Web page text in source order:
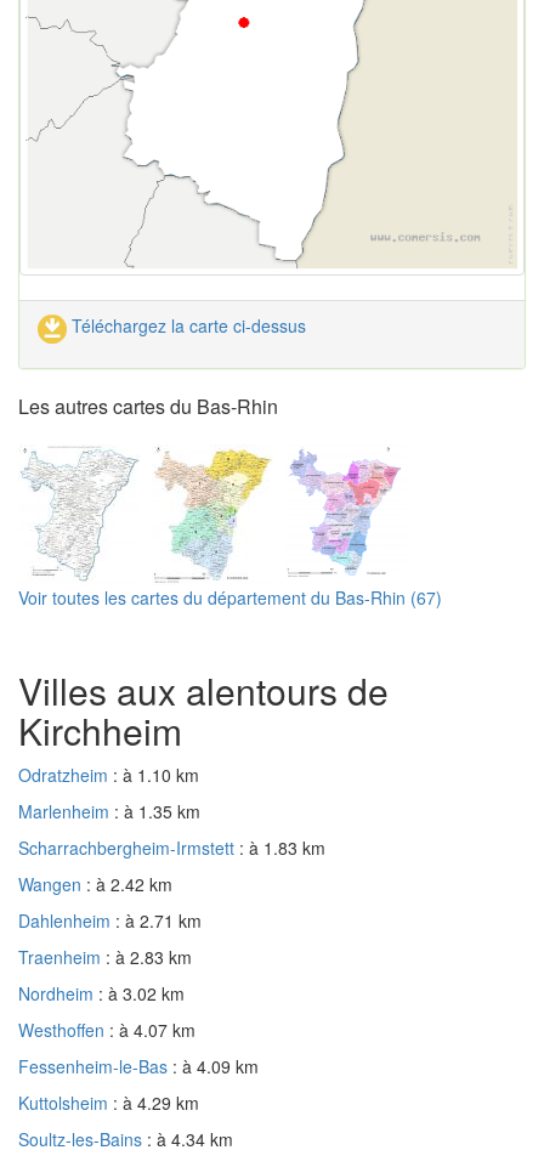
Téléchargez la carte ci-dessus
Les autres cartes du Bas-Rhin
Voir toutes les cartes du département du Bas-Rhin (67)
Villes aux alentours de
Kirchheim
Odratzheim : à 1.10 km
Marlenheim : à 1.35 km
Scharrachbergheim-Irmstett : à 1.83 km
Wangen : à 2.42 km
Dahlenheim : à 2.71 km
Traenheim : à 2.83 km
Nordheim : à 3.02 km
Westhoffen : à 4.07 km
Fessenheim-le-Bas : à 4.09 km
Kuttolsheim : à 4.29 km
Soultz-les-Bains : à 4.34 km